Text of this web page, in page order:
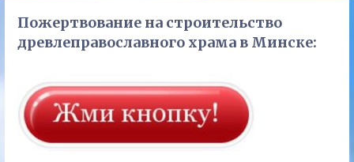
Пожертвование на строительство
древлеправославного храма в Минске: